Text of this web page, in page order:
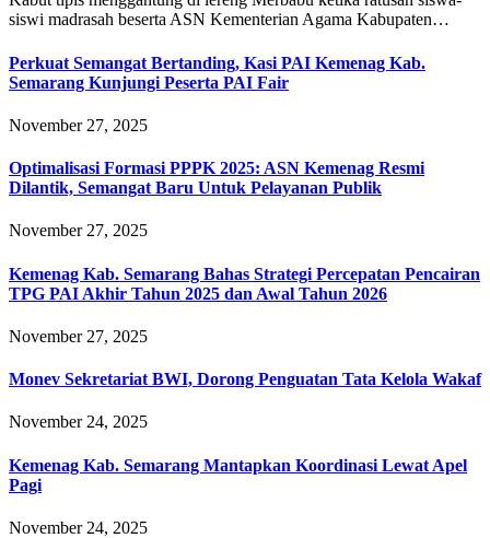
siswi madrasah beserta ASN Kementerian Agama Kabupaten…
Perkuat Semangat Bertanding, Kasi PAI Kemenag Kab.
Semarang Kunjungi Peserta PAI Fair
November 27, 2025
Optimalisasi Formasi PPPK 2025: ASN Kemenag Resmi
Dilantik, Semangat Baru Untuk Pelayanan Publik
November 27, 2025
Kemenag Kab. Semarang Bahas Strategi Percepatan Pencairan
TPG PAI Akhir Tahun 2025 dan Awal Tahun 2026
November 27, 2025
Monev Sekretariat BWI, Dorong Penguatan Tata Kelola Wakaf
November 24, 2025
Kemenag Kab. Semarang Mantapkan Koordinasi Lewat Apel
Pagi
November 24, 2025